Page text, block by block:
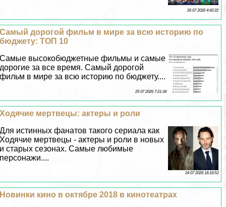
26 07 2026 4:42:22
Самый дорогой фильм в мире за всю историю по
бюджету: ТОП 10
Самые высокобюджетные фильмы и самые
дорогие за все время. Самый дорогой
фильм в мире за всю историю по бюджету....
25 07 2026 7:21:34
Ходячие мертвецы: актеры и роли
Для истинных фанатов такого сериала как
Ходячие мертвецы - актеры и роли в новых
и старых сезонах. Самые любимые
персонажи....
24 07 2026 18:18:53
Новинки кино в октябре 2018 в кинотеатрах